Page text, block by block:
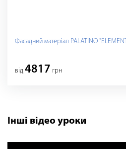
Фасадний матеріал PALATINO
від 4817 грн
Інші відео уроки